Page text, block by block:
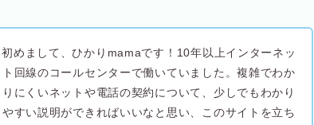
初めまして、ひかりmamaです！10年以上インターネッ
ト回線のコールセンターで働いていました。複雑でわか
りにくいネットや電話の契約について、少しでもわかり
やすい説明ができればいいなと思い、このサイトを立ち